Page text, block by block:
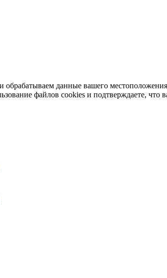
обрабатываем данные вашего
файлов cookies и подтверждаете, что